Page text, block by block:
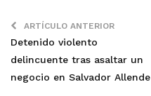
ARTÍCULO ANTERIOR
Detenido violento
delincuente tras asaltar un
negocio en Salvador Allende